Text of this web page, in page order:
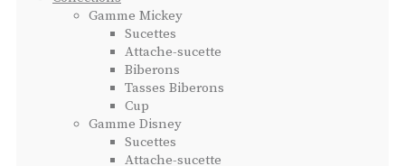
Gamme Mickey
Sucettes
Attache-sucette
Biberons
Tasses Biberons
Cup
Gamme Disney
Sucettes
Attache-sucette